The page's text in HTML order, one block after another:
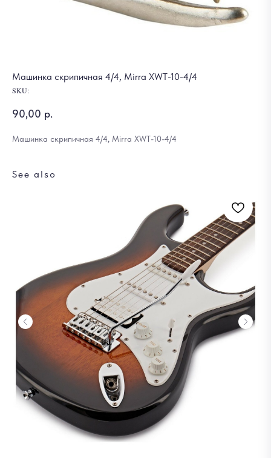
Машинка скрипичная 4/4, Mirra XWT-10-4/4
SKU:
90,00 р.
Машинка скрипичная 4/4, Mirra XWT-10-4/4
See also